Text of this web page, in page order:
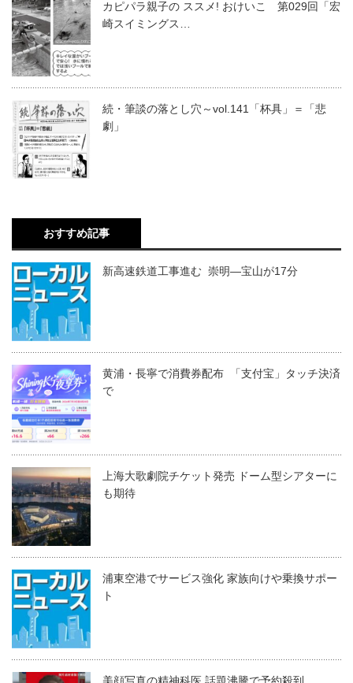
カピパラ親子の ススメ! おけいこ 第029回「宏
崎スイミングス…
続・筆談の落とし穴～vol.141「杯具」＝「悲
劇」
おすすめ記事
新高速鉄道工事進む 崇明―宝山が17分
黄浦・長寧で消費券配布 「支付宝」タッチ決済
で
上海大歌劇院チケット発売 ドーム型シアターに
も期待
浦東空港でサービス強化 家族向けや乗換サポー
ト